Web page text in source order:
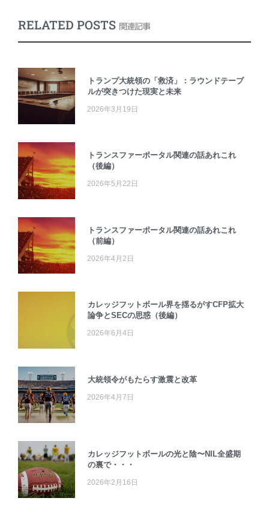
RELATED POSTS 関連記事
トランプ大統領の「救済」：ラウンドテーブ
ルが突きつけた現実と未来
2026年3月19日
トランスファーポータル関連の話あれこれ
（後編）
2026年5月22日
トランスファーポータル関連の話あれこれ
（前編）
2026年4月2日
カレッジフットボール界を揺るがすCFP拡大
論争とSECの思惑（後編）
2026年6月4日
大統領令がもたらす激震と改革
2026年4月7日
カレッジフットボールの光と陰〜NIL全盛期
の裏で・・・
2026年2月16日